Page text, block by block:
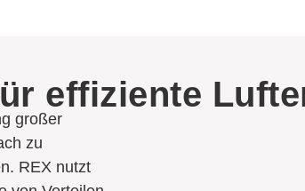
effiziente
großer
zu
REX nutzt